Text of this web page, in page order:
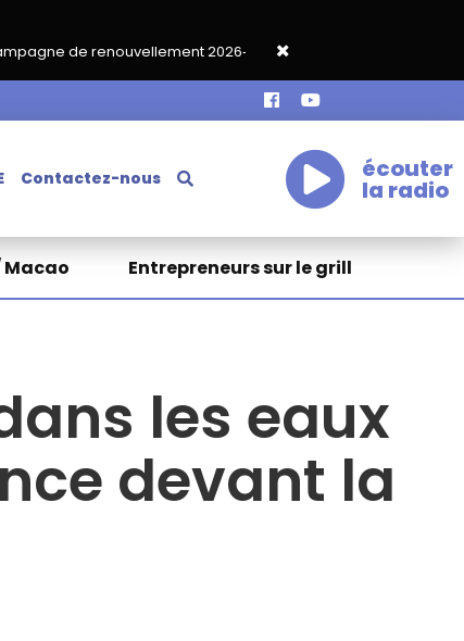
2026‑2027
Grand café de rentrée HKA le vendredi 18
Contactez-nous écouter
la radio
Macao Entrepreneurs sur le grill
les eaux
devant la